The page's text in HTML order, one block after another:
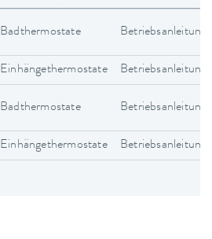
Badthermostate Betriebsanleitung
Einhängethermostate Betriebsanleitung
Badthermostate Betriebsanleitung
Einhängethermostate Betriebsanleitung